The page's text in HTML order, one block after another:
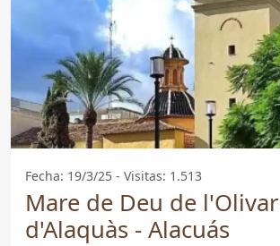
Fecha: 19/3/25 - Visitas: 1.513
Mare de Deu de l'Olivar
d'Alaquàs - Alacuás